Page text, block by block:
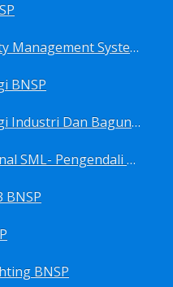
Sertifikasi Asset Integrity Management System BNSP
BNSP
Sertifikasi Auditor Energi Industri Dan Bagunan Gedung BNSP
Sertifikasi Auditor Internal SML- Pengendali Dan Penerapan SML- Perencana SML- Manajer SML- Pengendali Dokumen SML BNSP
BNSP
BNSP